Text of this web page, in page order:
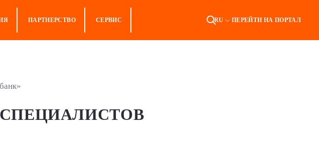
ПАРТНЕРСТВО СЕРВИС RU ПЕРЕЙТИ НА ПОРТАЛ
СПЕЦИАЛИСТОВ